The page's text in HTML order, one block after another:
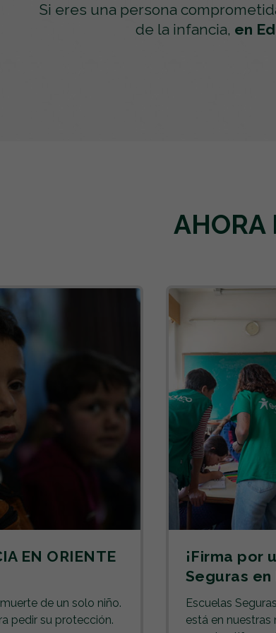
Si eres una persona
de la infancia, en
AHORA
EN ORIENTE
de un solo niño.
pedir su protección.
¡Firma por
Seguras en
Escuelas
está en